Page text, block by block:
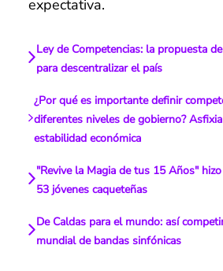
expectativa.
Ley de Competencias: la propuesta
para descentralizar el país
¿Por qué es importante definir
diferentes niveles de gobierno?
estabilidad económica
"Revive la Magia de tus 15 Años"
53 jóvenes caqueteñas
De Caldas para el mundo: así
mundial de bandas sinfónicas